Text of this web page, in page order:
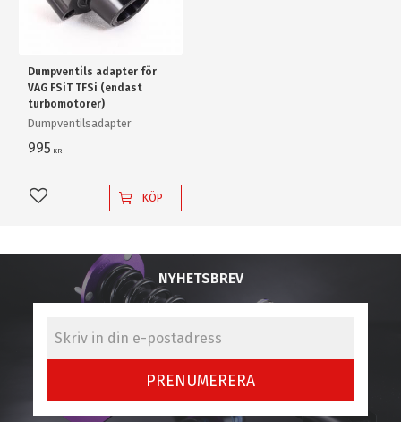
Dumpventils adapter för
VAG FSiT TFSi (endast
turbomotorer)
Dumpventilsadapter
995 KR
Lägg till i favoriter
KÖP
NYHETSBREV
PRENUMERERA